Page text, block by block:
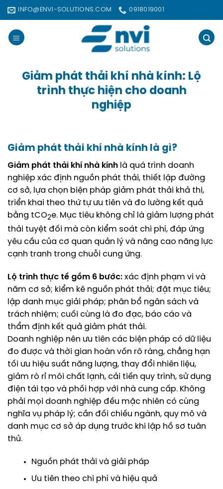
Bỏ
qua
nội
dung
INFO@ENVI-SOLUTIONS.COM 0918019001
Giảm phát thải khí nhà kính: Lộ
trình thực hiện cho doanh
nghiệp
Giảm phát thải khí nhà kính là gì?
Giảm phát thải khí nhà kính là quá trình doanh
nghiệp xác định nguồn phát thải, thiết lập đường
cơ sở, lựa chọn biện pháp giảm phát thải khả thi,
triển khai theo thứ tự ưu tiên và đo lường kết quả
bằng tCO2e. Mục tiêu không chỉ là giảm lượng phát
thải tuyệt đối mà còn kiểm soát chi phí, đáp ứng
yêu cầu của cơ quan quản lý và nâng cao năng lực
cạnh tranh trong chuỗi cung ứng.
Lộ trình thực tế gồm 6 bước: xác định phạm vi và
năm cơ sở; kiểm kê nguồn phát thải; đặt mục tiêu;
lập danh mục giải pháp; phân bổ ngân sách và
trách nhiệm; cuối cùng là đo đạc, báo cáo và
thẩm định kết quả giảm phát thải.
Doanh nghiệp nên ưu tiên các biện pháp có dữ liệu
đo được và thời gian hoàn vốn rõ ràng, chẳng hạn
tối ưu hiệu suất năng lượng, thay đổi nhiên liệu,
giảm rò rỉ môi chất lạnh, cải tiến quy trình, sử dụng
điện tái tạo và phối hợp với nhà cung cấp. Không
phải mọi doanh nghiệp đều mặc nhiên có cùng
nghĩa vụ pháp lý; cần đối chiếu ngành, quy mô và
danh mục cơ sở áp dụng trước khi lập hồ sơ tuân
thủ.
Nguồn phát thải và giải pháp
Ưu tiên theo chi phí và hiệu quả